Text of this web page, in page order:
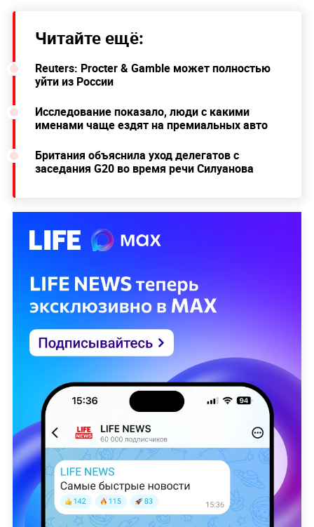
Читайте ещё:
Reuters: Procter & Gamble может полностью
уйти из России
Исследование показало, люди с какими
именами чаще ездят на премиальных авто
Британия объяснила уход делегатов с
заседания G20 во время речи Силуанова